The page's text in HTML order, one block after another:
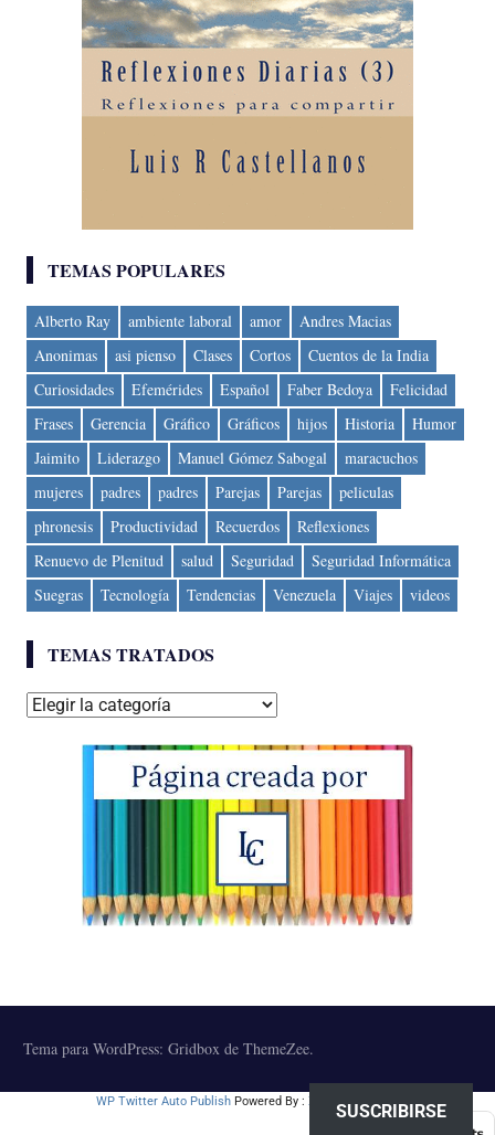
TEMAS POPULARES
Alberto Ray ambiente laboral amor
Andres Macias
Anonimas
asi pienso Clases Cortos
Cuentos de la India
Curiosidades
Efemérides Español Faber Bedoya
Felicidad
Frases
Gerencia Gráfico Gráficos hijos Historia
Humor
Jaimito
Liderazgo Manuel Gómez Sabogal
maracuchos
mujeres
padres padres Parejas Parejas
peliculas
phronesis
Productividad Recuerdos
Reflexiones
Renuevo de Plenitud
salud Seguridad
Seguridad Informática
Suegras
Tecnología Tendencias Venezuela Viajes videos
TEMAS TRATADOS
Temas
Tema para WordPress: Gridbox de ThemeZee.
WP Twitter Auto Publish Powered By : XYZScripts.com
SUSCRIBIRSE